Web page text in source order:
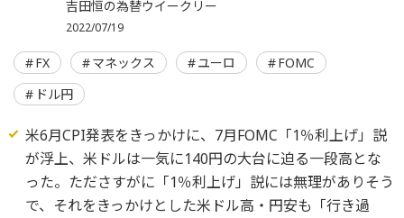
吉田恒の為替ウイークリー
2022/07/19
FX マネックス ユーロ
FOMC
ドル円
米6月CPI発表をきっかけに、7月FOMC「1％利上げ」説
が浮上、米ドルは一気に140円の大台に迫る一段高とな
った。たださすがに「1％利上げ」説には無理がありそう
で、それをきっかけとした米ドル高・円安も「行き過